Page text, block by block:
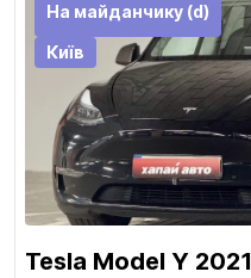
На майданчику (d)
Київ
Tesla Model Y 2021